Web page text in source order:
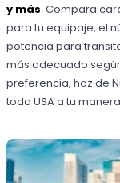
y más. Compara
para tu equipaje, el
potencia para
más adecuado
preferencia, haz de
todo USA a tu